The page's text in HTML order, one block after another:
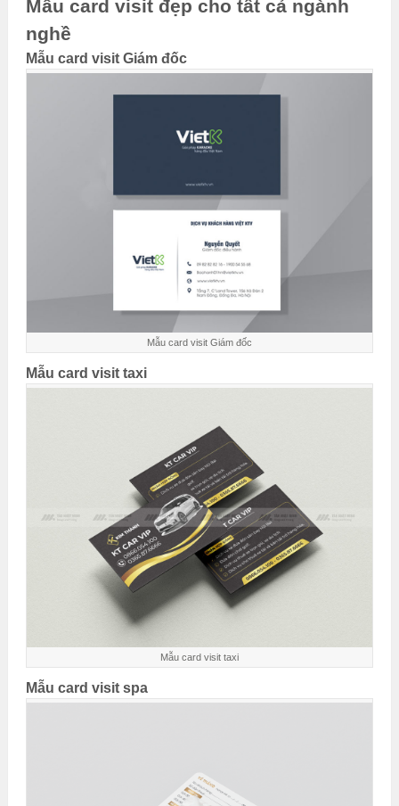
Mẫu card visit đẹp cho tất cả ngành
nghề
Mẫu card visit Giám đốc
Mẫu card visit Giám đốc
Mẫu card visit taxi
Mẫu card visit taxi
Mẫu card visit spa